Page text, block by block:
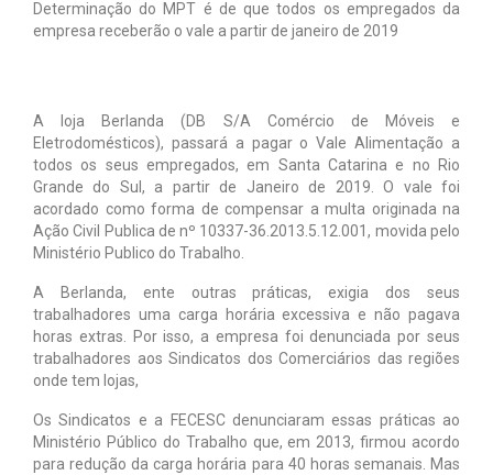
Notícias
Denúncia
Contato
Determinação do MPT é de que todos os empregados da
empresa receberão o vale a partir de janeiro de 2019
A loja Berlanda (DB S/A Comércio de Móveis e
Eletrodomésticos), passará a pagar o Vale Alimentação a
todos os seus empregados, em Santa Catarina e no Rio
Grande do Sul, a partir de Janeiro de 2019. O vale foi
acordado como forma de compensar a multa originada na
Ação Civil Publica de nº 10337-36.2013.5.12.001, movida pelo
Ministério Publico do Trabalho.
A Berlanda, ente outras práticas, exigia dos seus
trabalhadores uma carga horária excessiva e não pagava
horas extras. Por isso, a empresa foi denunciada por seus
trabalhadores aos Sindicatos dos Comerciários das regiões
onde tem lojas,
Os Sindicatos e a FECESC denunciaram essas práticas ao
Ministério Público do Trabalho que, em 2013, firmou acordo
para redução da carga horária para 40 horas semanais. Mas